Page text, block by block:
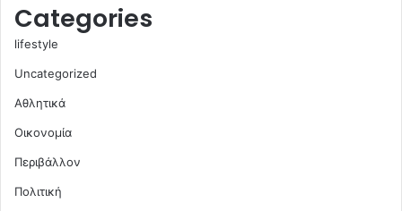
Categories
lifestyle
Uncategorized
Αθλητικά
Οικονομία
Περιβάλλον
Πολιτική